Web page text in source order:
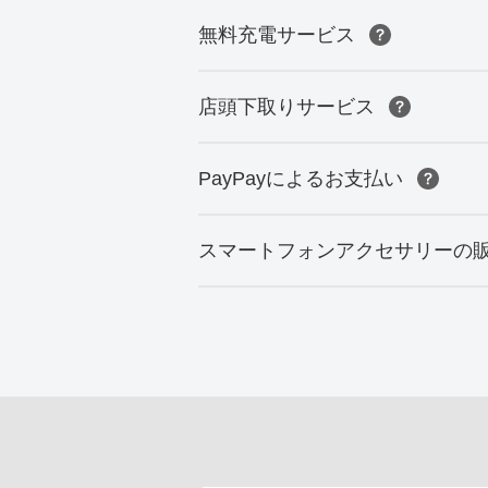
無料充電サービス
店頭下取りサービス
PayPayによるお支払い
スマートフォンアクセサリーの